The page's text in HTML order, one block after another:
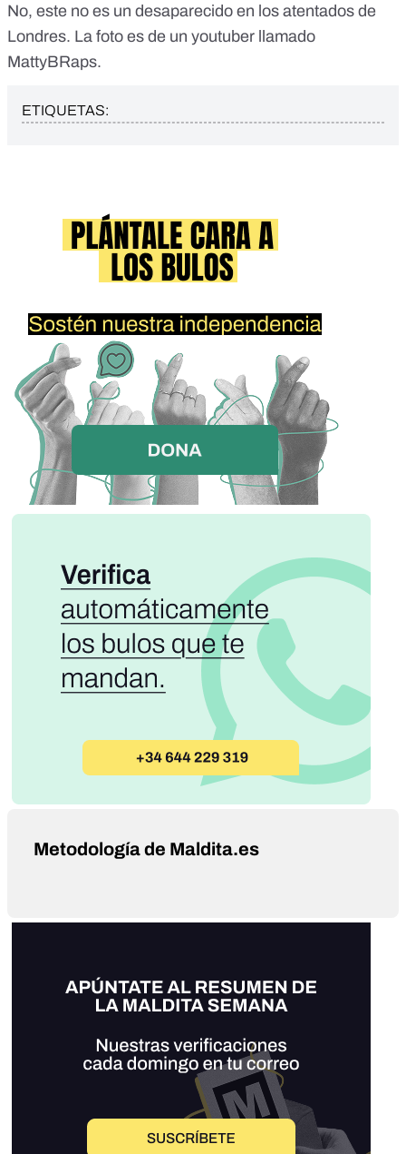
No, este no es un desaparecido en los atentados de
Londres. La foto es de un youtuber llamado
MattyBRaps.
ETIQUETAS:
Metodología de Maldita.es